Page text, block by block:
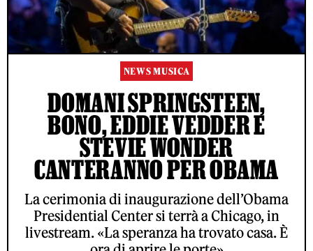
NEWS MUSICA
DOMANI SPRINGSTEEN,
BONO, EDDIE VEDDER E
STEVIE WONDER
CANTERANNO PER OBAMA
La cerimonia di inaugurazione dell’Obama
Presidential Center si terrà a Chicago, in
livestream. «La speranza ha trovato casa. È